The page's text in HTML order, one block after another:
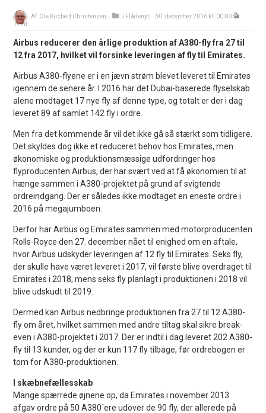
Af: Ole Kirchert Christensen i Flådenyt
30. december 2016 kl. 00:00
Print
Airbus reducerer den årlige produktion af A380-fly fra 27 til
12 fra 2017, hvilket vil forsinke leveringen af fly til Emirates.
Airbus A380-flyene er i en jævn strøm blevet leveret til Emirates
igennem de senere år. I 2016 har det Dubai-baserede flyselskab
alene modtaget 17 nye fly af denne type, og totalt er der i dag
leveret 89 af samlet 142 fly i ordre.
Men fra det kommende år vil det ikke gå så stærkt som tidligere.
Det skyldes dog ikke et reduceret behov hos Emirates, men
økonomiske og produktionsmæssige udfordringer hos
flyproducenten Airbus, der har svært ved at få økonomien til at
hænge sammen i A380-projektet på grund af svigtende
ordreindgang. Der er således ikke modtaget en eneste ordre i
2016 på megajumboen.
Derfor har Airbus og Emirates sammen med motorproducenten
Rolls-Royce den 27. december nået til enighed om en aftale,
hvor Airbus udskyder leveringen af 12 fly til Emirates. Seks fly,
der skulle have været leveret i 2017, vil første blive overdraget til
Emirates i 2018, mens seks fly planlagt i produktionen i 2018 vil
blive udskudt til 2019.
Dermed kan Airbus nedbringe produktionen fra 27 til 12 A380-
fly om året, hvilket sammen med andre tiltag skal sikre break-
even i A380-projektet i 2017. Der er indtil i dag leveret 202 A380-
fly til 13 kunder, og der er kun 117 fly tilbage, før ordrebogen er
tom for A380-produktionen.
I skæbnefællesskab
Mange spærrede øjnene op, da Emirates i november 2013
afgav ordre på 50 A380´ere udover de 90 fly, der allerede på